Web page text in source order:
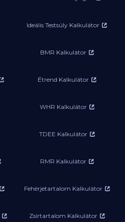
Ideális Testsúly Kalkulátor
BMR Kalkulátor
Étrend Kalkulátor
WHR Kalkulátor
TDEE Kalkulátor
RMR Kalkulátor
Fehérjetartalom Kalkulátor
Zsírtartalom Kalkulátor